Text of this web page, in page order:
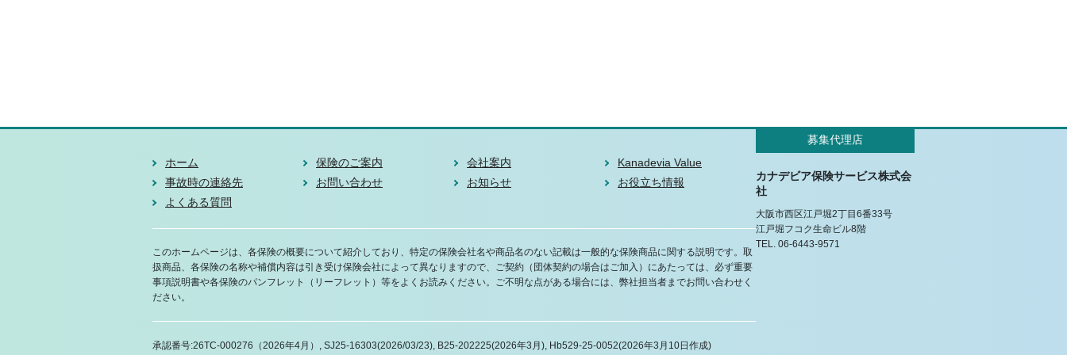
ホーム 保険のご案内 会社案内
Kanadevia Value
事故時の連絡先
お問い合わせ お知らせ
お役立ち情報
よくある質問
このホームページは、各保険の概要について紹介しており、特定の保険会社名や商品名のない記載は一般的な保険商品に関する説明です。取
扱商品、各保険の名称や補償内容は引き受け保険会社によって異なりますので、ご契約（団体契約の場合はご加入）にあたっては、必ず重要
事項説明書や各保険のパンフレット（リーフレット）等をよくお読みください。ご不明な点がある場合には、弊社担当者までお問い合わせく
ださい。
承認番号:26TC-000276（2026年4月）, SJ25-16303(2026/03/23), B25-202225(2026年3月), Hb529-25-0052(2026年3月10日作成)
募集代理店
カナデビア保険サービス株式会
社
大阪市西区江戸堀2丁目6番33号
江戸堀フコク生命ビル8階
TEL. 06-6443-9571